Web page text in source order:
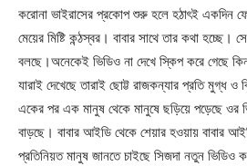
করোনা ভাইরাসের প্রকোপ শুরু হলে হঠাৎই একদিন
মেয়ের মিষ্টি কন্ঠস্বর। বাবার সাথে তার কথা হচ্ছে।
বলছে।অনেকেই ভিডিও না দেখে স্কিপ করে গেছে
যারাই দেখেছে তারাই ছোট্ট রাজকন্যার প্রতি মুগ্ধ
একের পর এক মানুষ থেকে মানুষে ছড়িয়ে পড়েছে ওর
বাড়ছে। বাবার আইডি থেকে শেয়ার হওয়ায় বাবার
প্রতিনিয়ত মানুষ জানতে চাইছে সিজদা নতুন ভিডিও